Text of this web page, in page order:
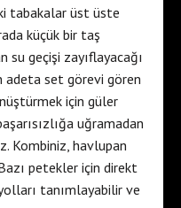
tabakalar üst üste
küçük bir taş
su geçişi zayıflayacağı
adeta set görevi gören
için güler
uğramadan
Kombiniz, havlupan
petekler için direkt
tanımlayabilir ve